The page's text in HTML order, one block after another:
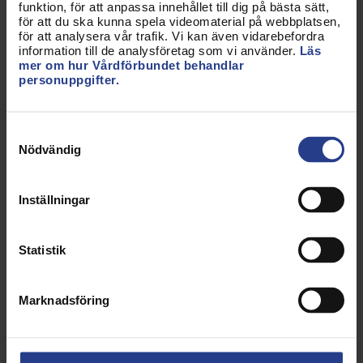
funktion, för att anpassa innehållet till dig på bästa sätt,
för att du ska kunna spela videomaterial på webbplatsen,
för att analysera vår trafik. Vi kan även vidarebefordra
information till de analysföretag som vi använder. Läs
mer om hur Vårdförbundet behandlar
personuppgifter.
Nödvändig
Inställningar
Statistik
Marknadsföring
– Den viktigaste frågan för mig är att jag ska kunna
arbeta som barnmorska till den dag jag går i
pension, och för att orka det krävs
arbetstidsförkortning och bättre villkor. Här kan vi
inte vika oss eller backa, utan vi måste våga gå
grundutbildningen till min sista arbetsdag som
Jag vill kunna arbeta som
barnmorska tills jag går i
barnmorskestudenter